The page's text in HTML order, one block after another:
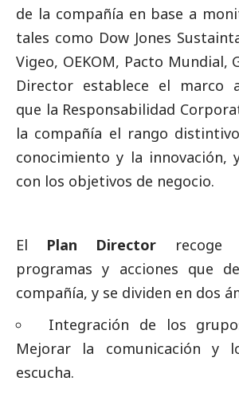
de la compañía en base a
tales como Dow Jones
Vigeo, OEKOM, Pacto Mundial,
Director establece el marco
que la Responsabilidad
la compañía el rango
conocimiento y la innovación,
con los objetivos de negocio.
El Plan Director recoge
programas y acciones que
compañía, y se dividen en dos
Integración de los
Mejorar la comunicación y
escucha.